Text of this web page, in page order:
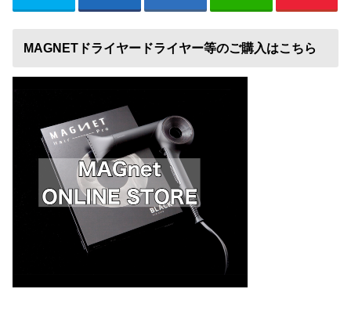
MAGNETドライヤードライヤー等のご購入はこちら